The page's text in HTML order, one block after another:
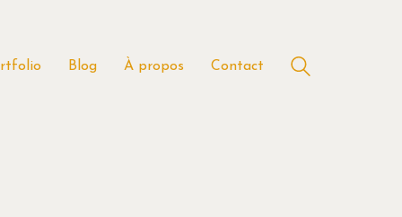
Blog À propos Contact